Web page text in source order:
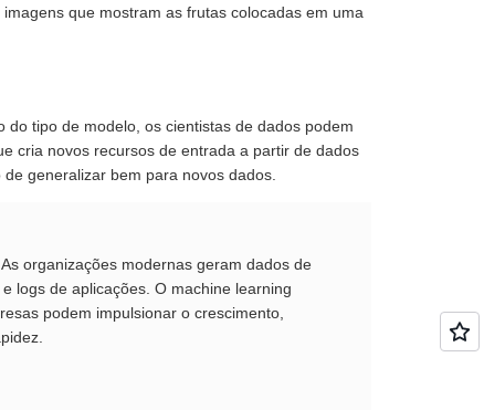
que mostram as frutas colocadas em uma
tipo de modelo, os cientistas de dados podem
cria novos recursos de entrada a partir de dados
generalizar bem para novos dados.
organizações modernas geram dados de
logs de aplicações. O machine learning
podem impulsionar o crescimento,